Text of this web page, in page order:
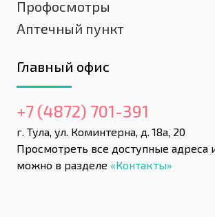
Профосмотры
Аптечный пункт
Главный офис
+7 (4872) 701-391
г. Тула, ул. Коминтерна, д. 18а, 20
Просмотреть все доступные адреса
можно в разделе «Контакты»